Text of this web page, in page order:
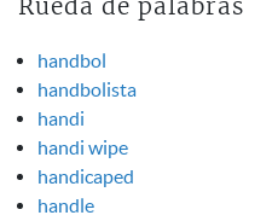
Rueda de palabras
handbol
handbolista
handi
handi wipe
handicaped
handle